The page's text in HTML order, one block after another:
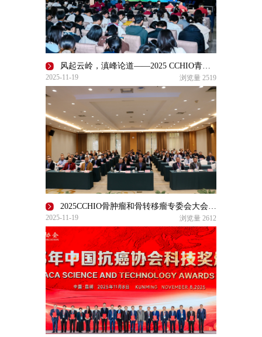
风起云岭，滇峰论道——2025 CCHIO青年医师辩论赛激荡春城
2025-11-19 浏览量 2519
2025CCHIO骨肿瘤和骨转移瘤专委会大会成功举办
2025-11-19 浏览量 2612